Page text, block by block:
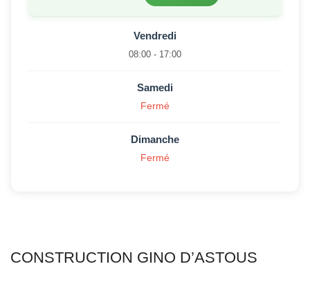
Vendredi
08:00 - 17:00
Samedi
Fermé
Dimanche
Fermé